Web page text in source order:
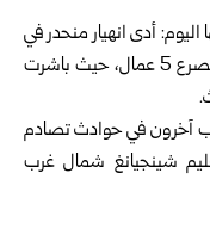
أدى انهيار منحدر في
موقع تشييد بناء في مدينة سانمنشيا إلى مصرع 5 عمال، حيث باشرت
آخرون في حوادث تصادم
شينجيانغ شمال غرب